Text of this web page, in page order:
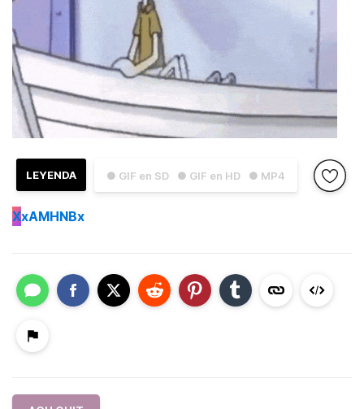
● GIF en SD ● GIF en HD ● MP4
LEYENDA
XxAMHNBx